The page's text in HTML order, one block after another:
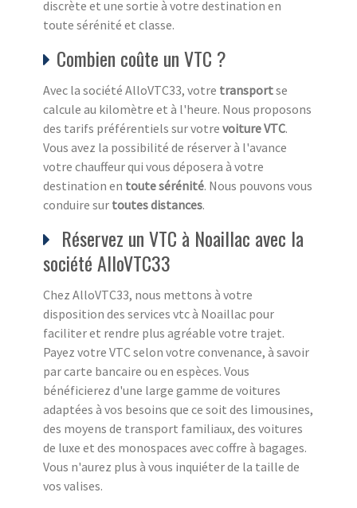
discrète et une sortie à votre destination en
toute sérénité et classe.
Combien coûte un VTC ?
Avec la société AlloVTC33, votre transportse
calcule au kilomètre et à l'heure. Nous proposons
des tarifs préférentiels sur votre voiture VTC.
Vous avez la possibilité de réserver à l'avance
votre chauffeur qui vous déposera à votre
destination en toute sérénité. Nous pouvons vous
conduire sur toutes distances.
Réservez un VTC à Noaillac avec la
société AlloVTC33
Chez AlloVTC33, nous mettons à votre
disposition des services vtc à Noaillac pour
faciliter et rendre plus agréable votre trajet.
Payez votre VTC selon votre convenance, à savoir
par carte bancaire ou en espèces. Vous
bénéficierez d'une large gamme de voitures
adaptées à vos besoins que ce soit des limousines,
des moyens de transport familiaux, des voitures
de luxe et des monospaces avec coffre à bagages.
Vous n'aurez plus à vous inquiéter de la taille de
vos valises.